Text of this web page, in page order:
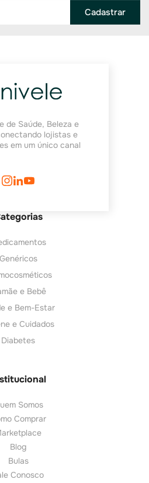
Cadastrar
de Saúde, Beleza e
lojistas e
em um único canal
Genéricos
e Bebê
e Bem-Estar
e Cuidados
Diabetes
Somos
Comprar
Blog
Bulas
Conosco